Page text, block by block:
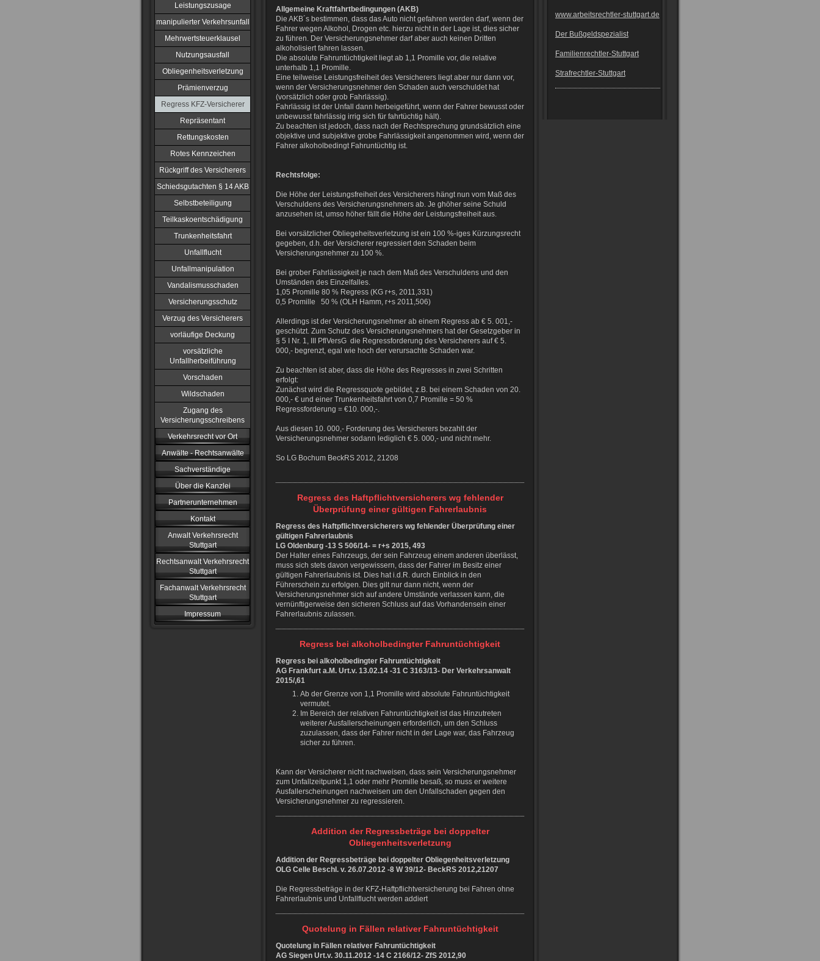
Leistungszusage
manipulierter Verkehrsunfall
Mehrwertsteuerklausel
Nutzungsausfall
Obliegenheitsverletzung
Prämienverzug
Regress KFZ-Versicherer
Repräsentant
Rettungskosten
Rotes Kennzeichen
Rückgriff des Versicherers
Schiedsgutachten § 14 AKB
Selbstbeteiligung
Teilkaskoentschädigung
Trunkenheitsfahrt
Unfallflucht
Unfallmanipulation
Vandalismusschaden
Versicherungsschutz
Verzug des Versicherers
vorläufige Deckung
vorsätzliche
Unfallherbeiführung
Vorschaden
Wildschaden
Zugang des
Versicherungsschreibens
Verkehrsrecht vor Ort
Anwälte - Rechtsanwälte
Sachverständige
Über die Kanzlei
Partnerunternehmen
Kontakt
Anwalt Verkehrsrecht
Stuttgart
Rechtsanwalt Verkehrsrecht
Stuttgart
Fachanwalt Verkehrsrecht
Stuttgart
Impressum
Allgemeine Kraftfahrtbedingungen (AKB)
Die AKB´s bestimmen, dass das Auto nicht gefahren werden darf, wenn der
Fahrer wegen Alkohol, Drogen etc. hierzu nicht in der Lage ist, dies sicher
zu führen. Der Versicherungsnehmer darf aber auch keinen Dritten
alkoholisiert fahren lassen.
Die absolute Fahruntüchtigkeit liegt ab 1,1 Promille vor, die relative
unterhalb 1,1 Promille.
Eine teilweise Leistungsfreiheit des Versicherers liegt aber nur dann vor,
wenn der Versicherungsnehmer den Schaden auch verschuldet hat
(vorsätzlich oder grob Fahrlässig).
Fahrlässig ist der Unfall dann herbeigeführt, wenn der Fahrer bewusst oder
unbewusst fahrlässig irrig sich für fahrtüchtig hält).
Zu beachten ist jedoch, dass nach der Rechtsprechung grundsätzlich eine
objektive und subjektive grobe Fahrlässigkeit angenommen wird, wenn der
Fahrer alkoholbedingt Fahruntüchtig ist.
Rechtsfolge:
Die Höhe der Leistungsfreiheit des Versicherers hängt nun vom Maß des
Verschuldens des Versicherungsnehmers ab. Je ghöher seine Schuld
anzusehen ist, umso höher fällt die Höhe der Leistungsfreiheit aus.
Bei vorsätzlicher Obliegeheitsverletzung ist ein 100 %-iges Kürzungsrecht
gegeben, d.h. der Versicherer regressiert den Schaden beim
Versicherungsnehmer zu 100 %.
Bei grober Fahrlässigkeit je nach dem Maß des Verschuldens und den
Umständen des Einzelfalles.
1,05 Promille 80 % Regress (KG r+s, 2011,331)
0,5 Promille 50 % (OLH Hamm, r+s 2011,506)
Allerdings ist der Versicherungsnehmer ab einem Regress ab € 5. 001,-
geschützt. Zum Schutz des Versicherungsnehmers hat der Gesetzgeber in
§ 5 I Nr. 1, III PflVersG die Regressforderung des Versicherers auf € 5.
000,- begrenzt, egal wie hoch der verursachte Schaden war.
Zu beachten ist aber, dass die Höhe des Regresses in zwei Schritten
erfolgt:
Zunächst wird die Regressquote gebildet, z.B. bei einem Schaden von 20.
000,- € und einer Trunkenheitsfahrt von 0,7 Promille = 50 %
Regressforderung = €10. 000,-.
Aus diesen 10. 000,- Forderung des Versicherers bezahlt der
Versicherungsnehmer sodann lediglich € 5. 000,- und nicht mehr.
So LG Bochum BeckRS 2012, 21208
Regress des Haftpflichtversicherers wg fehlender
Überprüfung einer gültigen Fahrerlaubnis
Regress des Haftpflichtversicherers wg fehlender Überprüfung einer
gültigen Fahrerlaubnis
LG Oldenburg -13 S 506/14- = r+s 2015, 493
Der Halter eines Fahrzeugs, der sein Fahrzeug einem anderen überlässt,
muss sich stets davon vergewissern, dass der Fahrer im Besitz einer
gültigen Fahrerlaubnis ist. Dies hat i.d.R. durch Einblick in den
Führerschein zu erfolgen. Dies gilt nur dann nicht, wenn der
Versicherungsnehmer sich auf andere Umstände verlassen kann, die
vernünftigerweise den sicheren Schluss auf das Vorhandensein einer
Fahrerlaubnis zulassen.
Regress bei alkoholbedingter Fahruntüchtigkeit
Regress bei alkoholbedingter Fahruntüchtigkeit
AG Frankfurt a.M. Urt.v. 13.02.14 -31 C 3163/13- Der Verkehrsanwalt
2015/,61
Ab der Grenze von 1,1 Promille wird absolute Fahruntüchtigkeit
vermutet.
Im Bereich der relativen Fahruntüchtigkeit ist das Hinzutreten
weiterer Ausfallerscheinungen erforderlich, um den Schluss
zuzulassen, dass der Fahrer nicht in der Lage war, das Fahrzeug
sicher zu führen.
Kann der Versicherer nicht nachweisen, dass sein Versicherungsnehmer
zum Unfallzeitpunkt 1,1 oder mehr Promille besaß, so muss er weitere
Ausfallerscheinungen nachweisen um den Unfallschaden gegen den
Versicherungsnehmer zu regressieren.
Addition der Regressbeträge bei doppelter
Obliegenheitsverletzung
Addition der Regressbeträge bei doppelter Obliegenheitsverletzung
OLG Celle Beschl. v. 26.07.2012 -8 W 39/12- BeckRS 2012,21207
Die Regressbeträge in der KFZ-Haftpflichtversicherung bei Fahren ohne
Fahrerlaubnis und Unfallflucht werden addiert
Quotelung in Fällen relativer Fahruntüchtigkeit
Quotelung in Fällen relativer Fahruntüchtigkeit
AG Siegen Urt.v. 30.11.2012 -14 C 2166/12- ZfS 2012,90
www.arbeitsrechtler-stuttgart.de
Der Bußgeldspezialist
Familienrechtler-Stuttgart
Strafrechtler-Stuttgart